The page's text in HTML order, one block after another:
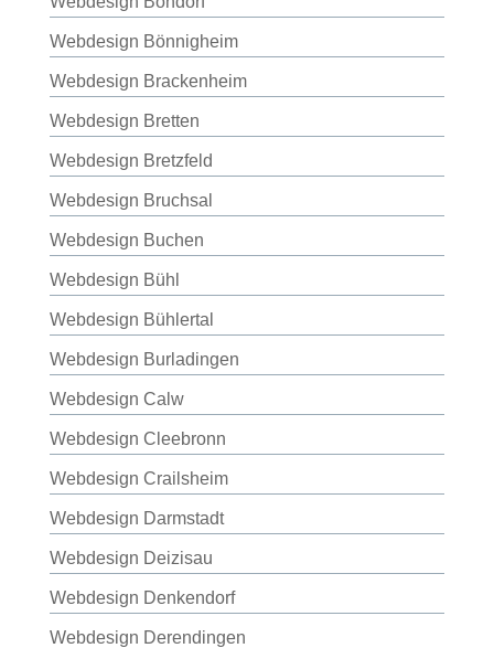
Webdesign Bönnigheim
Webdesign Brackenheim
Webdesign Bretten
Webdesign Bretzfeld
Webdesign Bruchsal
Webdesign Buchen
Webdesign Bühl
Webdesign Bühlertal
Webdesign Burladingen
Webdesign Calw
Webdesign Cleebronn
Webdesign Crailsheim
Webdesign Darmstadt
Webdesign Deizisau
Webdesign Denkendorf
Webdesign Derendingen